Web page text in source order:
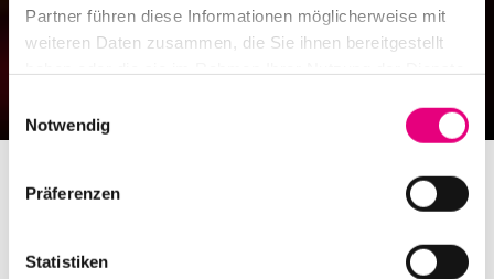
Partner führen diese Informationen möglicherweise mit
weiteren Daten zusammen, die Sie ihnen bereitgestellt
Notwendig
Präferenzen
Statistiken
Leitbild
Unser internationales Festival macht improvisierte
Musik in ihrer ganzen künstlerischen und sinnlichen
Vielfalt für die Menschen in der Region und weit